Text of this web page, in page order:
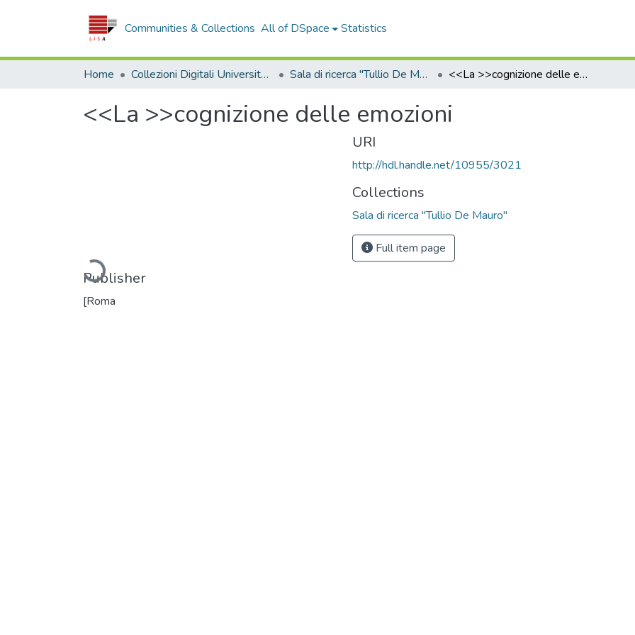
Communities & Collections All of DSpace Statistics
Home Collezioni Digitali Università della Calabria Sala di ricerca "Tullio De Mauro" <<La >>cognizione delle emozioni
<<La >>cognizione delle emozioni
Loading...
Publisher
[Roma
URI
http://hdl.handle.net/10955/3021
Collections
Sala di ricerca "Tullio De Mauro"
Full item page